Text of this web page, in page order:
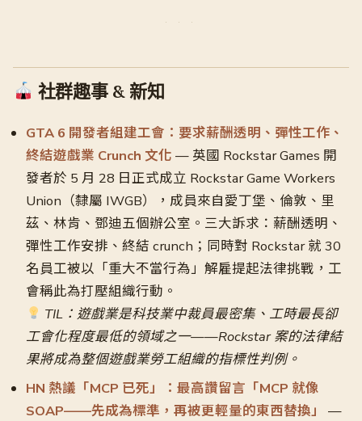
社群趣事 & 新知
GTA 6 開發者組建工會：要求薪酬透明、彈性工作、
終結遊戲業 Crunch 文化 — 英國 Rockstar Games 開
發者於 5 月 28 日正式成立 Rockstar Game Workers
Union（隸屬 IWGB），成員來自愛丁堡、倫敦、里
茲、林肯、鄧迪五個辦公室。三大訴求：薪酬透明、
彈性工作安排、終結 crunch；同時對 Rockstar 就 30
名員工被以「重大不當行為」解雇提起法律挑戰，工
會稱此為打壓組織行動。
TIL：遊戲業是科技業中裁員最密集、工時最長卻
工會化程度最低的領域之一——Rockstar 案的法律結
果將成為整個遊戲業勞工組織的指標性判例。
HN 熱議「MCP 已死」：最高讚留言「MCP 就像
SOAP——先成為標準，再被更輕量的東西替換」
—